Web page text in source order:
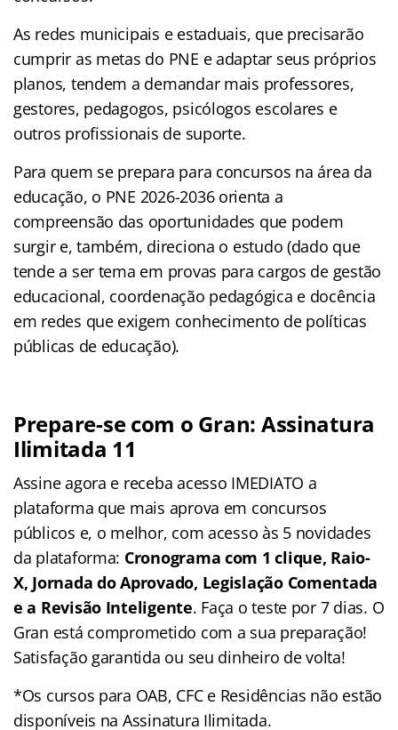
As redes municipais e estaduais, que precisarão
cumprir as metas do PNE e adaptar seus próprios
planos, tendem a demandar mais professores,
gestores, pedagogos, psicólogos escolares e
outros profissionais de suporte.
Para quem se prepara para concursos na área da
educação, o PNE 2026-2036 orienta a
compreensão das oportunidades que podem
surgir e, também, direciona o estudo (dado que
tende a ser tema em provas para cargos de gestão
educacional, coordenação pedagógica e docência
em redes que exigem conhecimento de políticas
públicas de educação).
Prepare-se com o Gran: Assinatura
Ilimitada 11
Assine agora e receba acesso IMEDIATO a
plataforma que mais aprova em concursos
públicos e, o melhor, com acesso às 5 novidades
da plataforma: Cronograma com 1 clique, Raio-
X, Jornada do Aprovado, Legislação Comentada
e a Revisão Inteligente. Faça o teste por 7 dias. O
Gran está comprometido com a sua preparação!
Satisfação garantida ou seu dinheiro de volta!
*Os cursos para OAB, CFC e Residências não estão
disponíveis na Assinatura Ilimitada.